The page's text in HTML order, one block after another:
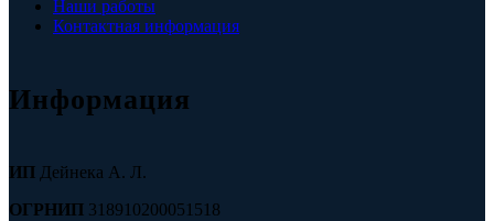
Наши работы
Контактная информация
Информация
ИП Дейнека А. Л.
ОГРНИП 318910200051518